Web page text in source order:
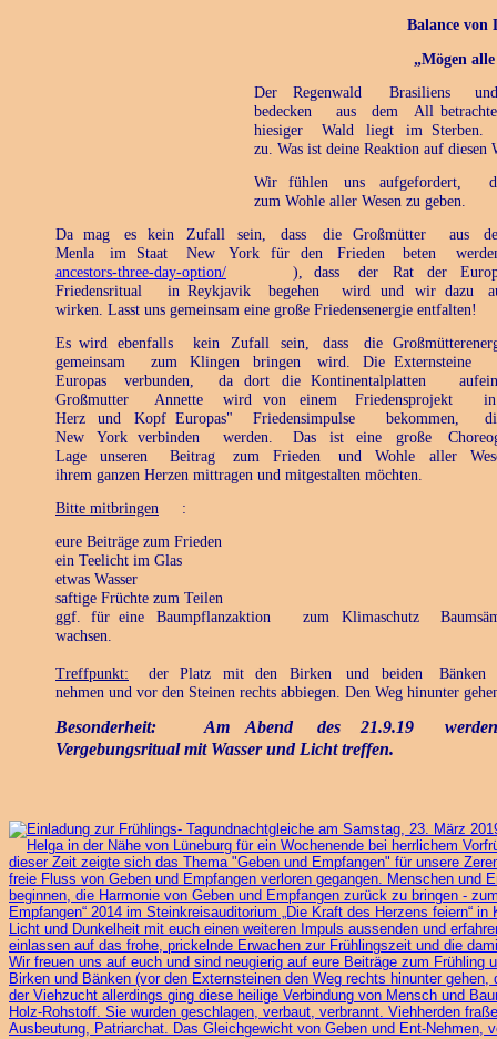
Balance
„Mögen
Der Regenwald Brasiliens
bedecken
aus dem All
hiesiger
Wald liegt im Sterben.
zu. Was ist deine Reaktion auf diesen
Wir fühlen uns aufgefordert,
zum Wohle aller Wesen zu geben.
Da mag es kein Zufall sein, dass die Großmütter aus
Menla
im Staat New York für den Frieden beten
ancestors-three-day-option/
), dass der Rat der
Friedensritual
in Reykjavik begehen wird und wir dazu
wirken. Lasst uns gemeinsam eine große Friedensenergie entfalten!
Es wird ebenfalls kein Zufall sein, dass die
gemeinsam
zum Klingen bringen wird. Die Externsteine
Europas
verbunden, da dort die Kontinentalplatten
Großmutter
Annette wird von einem Friedensprojekt
in
Herz
und Kopf Europas" Friedensimpulse bekommen,
New
York verbinden werden. Das ist eine große
Lage
unseren Beitrag zum Frieden und Wohle aller
ihrem ganzen Herzen mittragen und mitgestalten möchten.
Bitte mitbringen :
eure Beiträge zum Frieden
ein Teelicht im Glas
etwas Wasser
saftige Früchte zum Teilen
ggf.
für eine Baumpflanzaktion zum Klimaschutz
wachsen.
Treffpunkt: der Platz mit den Birken und beiden
Bänken
nehmen und vor den Steinen rechts abbiegen. Den Weg hinunter
Besonderheit: Am Abend des 21.9.19
Vergebungsritual mit Wasser und Licht treffen.